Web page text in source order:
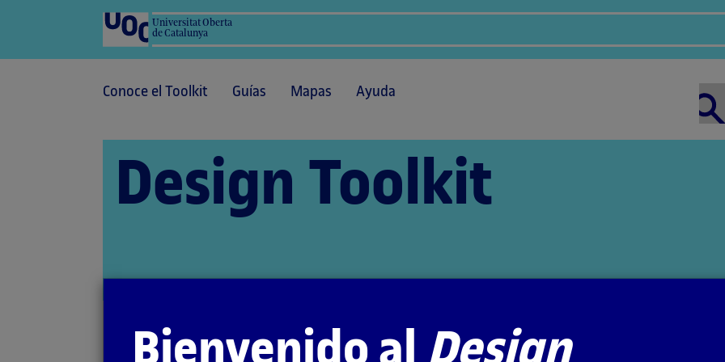
Universitat Oberta
de Catalunya
Conoce el Toolkit Guías Mapas Ayuda
Design Toolkit
Inicio Recursos Estrategias visuales
Bienvenido al Design